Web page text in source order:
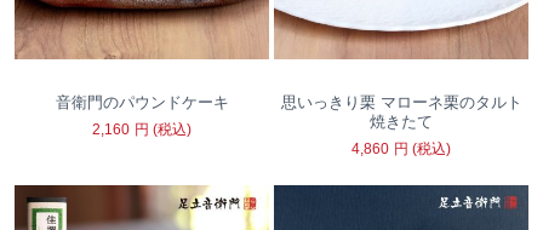
音衛門のパウンドケーキ
2,160 円 (税込)
思いっきり栗 マローネ栗のタルト
焼きたて
4,860 円 (税込)